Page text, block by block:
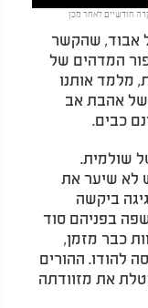
חודשיים לאחר מכן
אבוד, שהקשר
המדהים של
מלמד אותנו
של אהבת אב
כבים.
בערב יום הולדתה ה-18 של שולמית.
לא שיער את
ביקשה
בפניהם סוד
כבר מזמן,
להודו. ההורים
את מזוודתה